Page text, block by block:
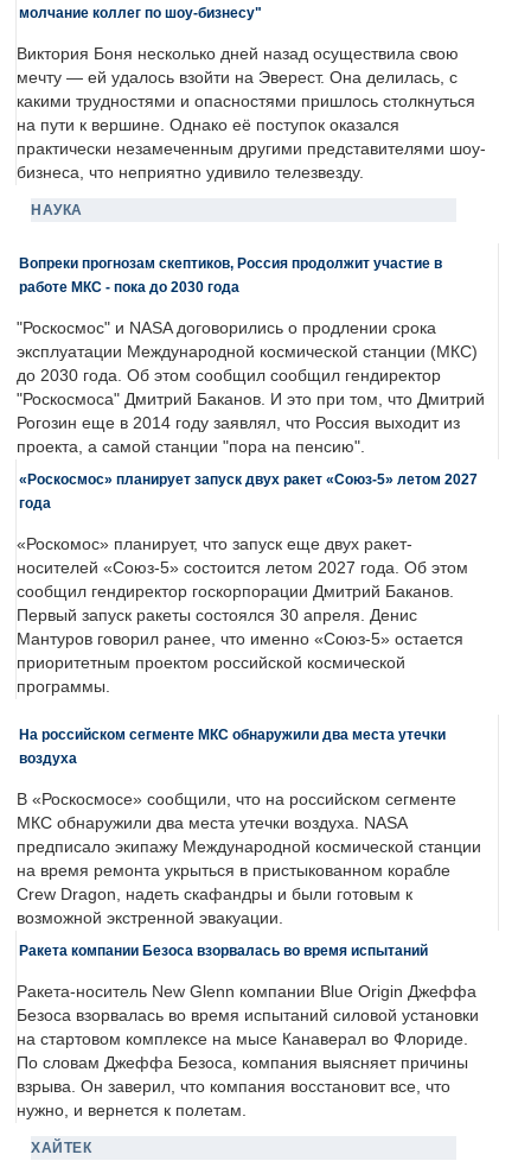
молчание коллег по шоу-бизнесу"
Виктория Боня несколько дней назад осуществила свою
мечту — ей удалось взойти на Эверест. Она делилась, с
какими трудностями и опасностями пришлось столкнуться
на пути к вершине. Однако её поступок оказался
практически незамеченным другими представителями шоу-
бизнеса, что неприятно удивило телезвезду.
НАУКА
Вопреки прогнозам скептиков, Россия продолжит участие в
работе МКС - пока до 2030 года
"Роскосмос" и NASA договорились о продлении срока
эксплуатации Международной космической станции (МКС)
до 2030 года. Об этом сообщил сообщил гендиректор
"Роскосмоса" Дмитрий Баканов. И это при том, что Дмитрий
Рогозин еще в 2014 году заявлял, что Россия выходит из
проекта, а самой станции "пора на пенсию".
«Роскосмос» планирует запуск двух ракет «Союз-5» летом 2027
года
«Роскомос» планирует, что запуск еще двух ракет-
носителей «Союз-5» состоится летом 2027 года. Об этом
сообщил гендиректор госкорпорации Дмитрий Баканов.
Первый запуск ракеты состоялся 30 апреля. Денис
Мантуров говорил ранее, что именно «Союз-5» остается
приоритетным проектом российской космической
программы.
На российском сегменте МКС обнаружили два места утечки
воздуха
В «Роскосмосе» сообщили, что на российском сегменте
МКС обнаружили два места утечки воздуха. NASA
предписало экипажу Международной космической станции
на время ремонта укрыться в пристыкованном корабле
Crew Dragon, надеть скафандры и были готовым к
возможной экстренной эвакуации.
Ракета компании Безоса взорвалась во время испытаний
Ракета-носитель New Glenn компании Blue Origin Джеффа
Безоса взорвалась во время испытаний силовой установки
на стартовом комплексе на мысе Канаверал во Флориде.
По словам Джеффа Безоса, компания выясняет причины
взрыва. Он заверил, что компания восстановит все, что
нужно, и вернется к полетам.
ХАЙТЕК